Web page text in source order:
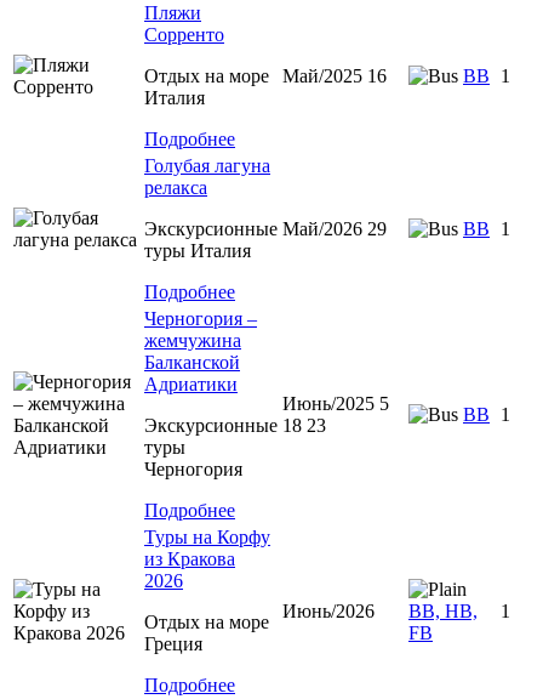
Пляжи
Сорренто
Отдых на море
Италия
Подробнее
Май/2025 16 BB 1
Голубая лагуна
релакса
Экскурсионные
туры Италия
Подробнее
Май/2026 29 BB 1
Черногория –
жемчужина
Балканской
Адриатики
Экскурсионные
туры
Черногория
Подробнее
Июнь/2025 5
18 23
BB 1
Туры на Корфу
из Кракова
2026
Отдых на море
Греция
Подробнее
Июнь/2026
BB, HB,
FB
1